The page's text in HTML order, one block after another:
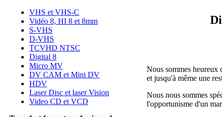
Nous sommes heureux
et jusqu'à même une
Nous nous sommes
l'opportunisme d'un
VHS et VHS-C
Vidéo 8, HI 8 et 8mm
S-VHS
D-VHS
TCVHD NTSC
Digital 8
Micro MV
DV CAM et Mini DV
HDV
Laser Disc et laser Vision
Video CD et VCD